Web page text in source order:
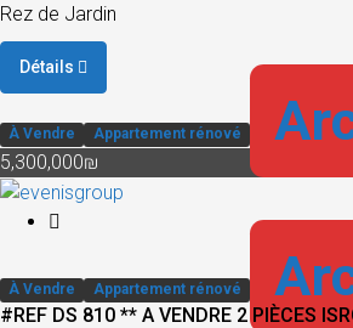
Rez de Jardin
Détails
À Vendre Appartement rénové
5,300,000₪
À Vendre Appartement rénové
#REF DS 810 ** A VENDRE 2 PIÈCES